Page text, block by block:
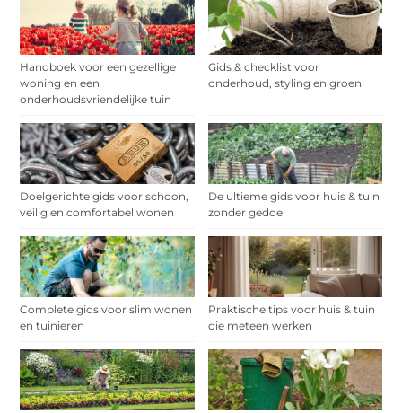
Handboek voor een gezellige
woning en een
onderhoudsvriendelijke tuin
Gids & checklist voor
onderhoud, styling en groen
Doelgerichte gids voor schoon,
veilig en comfortabel wonen
De ultieme gids voor huis & tuin
zonder gedoe
Complete gids voor slim wonen
en tuinieren
Praktische tips voor huis & tuin
die meteen werken